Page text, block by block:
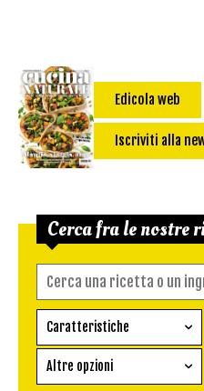
Edicola web
Iscriviti alla
Cerca fra le nostre
Caratteristiche
Ricetta vegetariana
Senza glutine
Altre opzioni